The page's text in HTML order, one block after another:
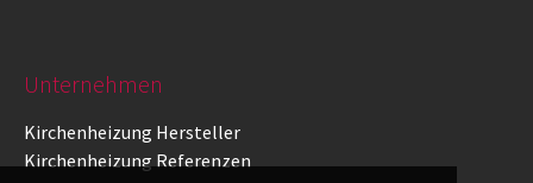
Unternehmen
Kirchenheizung Hersteller
Kirchenheizung Referenzen